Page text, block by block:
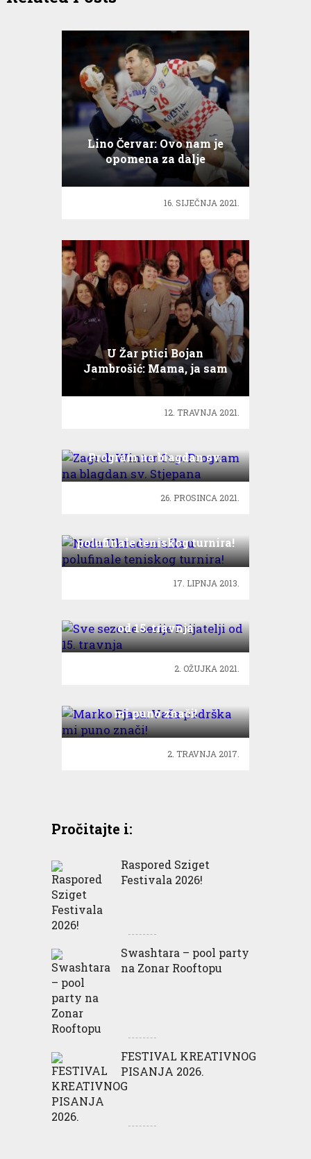
Lino Červar: Ovo nam je
opomena za dalje
16. SIJEČNJA 2021.
U Žar ptici Bojan
Jambrošić: Mama, ja sam
pozelenio!
12. TRAVNJA 2021.
Program na blagdan sv.
Stjepana
26. PROSINCA 2021.
polufinale teniskog turnira!
17. LIPNJA 2013.
od 15. travnja
2. OŽUJKA 2021.
mi puno znači!
2. TRAVNJA 2017.
Pročitajte i:
Raspored Sziget
Festivala 2026!
Swashtara – pool party
na Zonar Rooftopu
FESTIVAL KREATIVNOG
PISANJA 2026.